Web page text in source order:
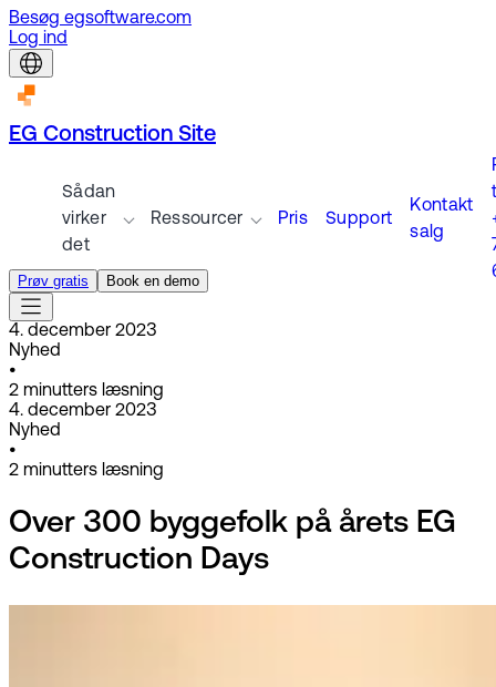
Besøg egsoftware.com
Log ind
EG Construction Site
Sådan
virker
det
Ressourcer Pris Support
Kontakt
salg
Prøv gratis Book en demo
4. december 2023
Nyhed
•
2 minutters læsning
4. december 2023
Nyhed
•
2 minutters læsning
Over 300 byggefolk på årets EG
Construction Days